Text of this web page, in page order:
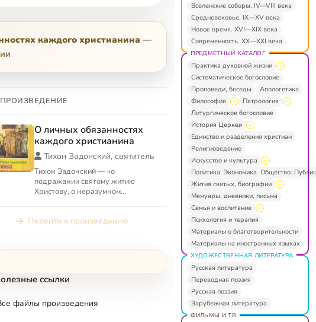
каждого христианина —
ПРОИЗВЕДЕНИЕ
О личных обязанностях
каждого христианина
Тихон Задонский, святитель
Тихон Задонский — «о
подражании святому житию
Христову, о неразумном
оскорбляющих и оскор...
Перейти к произведению
ссылки
файлы произведения
Вселенские соборы. IV—VIII века
Средневековье. IX—XV века
Новое время. XVI—XIX века
Современность. XX—XXI века
ПРЕДМЕТНЫЙ КАТАЛОГ
Практика духовной жизни
Систематическое богословие
Проповеди, беседы
Апологетика
Философия
Патрология
Литургическое богословие
История Церкви
Единство и разделения христиан
Религиоведение
Искусство и культура
Политика. Экономика. Общество.
Жития святых, биографии
Мемуары, дневники, письма
Семья и воспитание
Психология и терапия
Материалы о благотворительности
Материалы на иностранных языках
ХУДОЖЕСТВЕННАЯ ЛИТЕРАТУРА
Русская литература
Переводная поэзия
Русская поэзия
Зарубежная литература
ФИЛЬМЫ И ТВ